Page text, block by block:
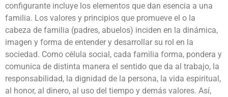
configurante incluye los elementos que dan esencia a una
familia. Los valores y principios que promueve el o la
cabeza de familia (padres, abuelos) inciden en la dinámica,
imagen y forma de entender y desarrollar su rol en la
sociedad. Como célula social, cada familia forma, pondera y
comunica de distinta manera el sentido que da al trabajo, la
responsabilidad, la dignidad de la persona, la vida espiritual,
al honor, al dinero, al uso del tiempo y demás valores. Así,